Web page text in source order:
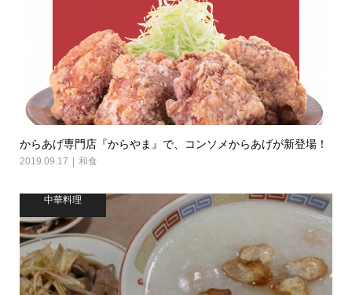
からあげ専門店『からやま』で、コンソメからあげが新登場！
2019.09.17 和食
中華料理